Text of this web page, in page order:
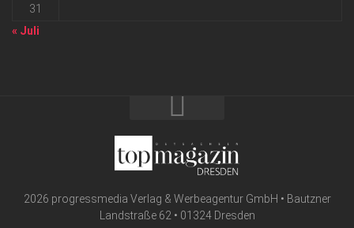
31
« Juli
2026 progressmedia Verlag & Werbeagentur GmbH • Bautzner
Landstraße 62 • 01324 Dresden